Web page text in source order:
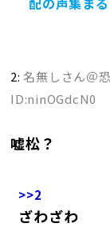
2:名無しさん＠
ID:ninOGdcN0
嘘松？
>>2
ざわざわ